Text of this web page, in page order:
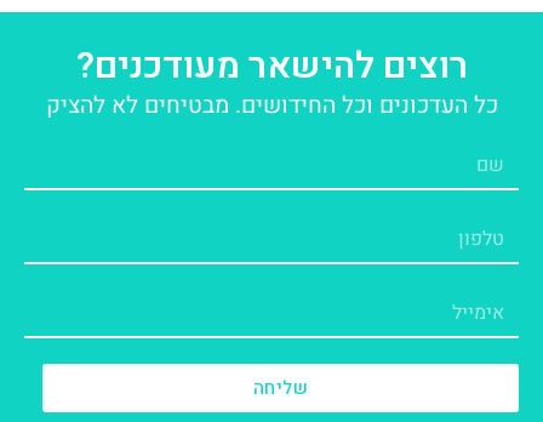
רוצים להישאר מעודכנים?
כל העדכונים וכל החידושים. מבטיחים לא להציק
שליחה